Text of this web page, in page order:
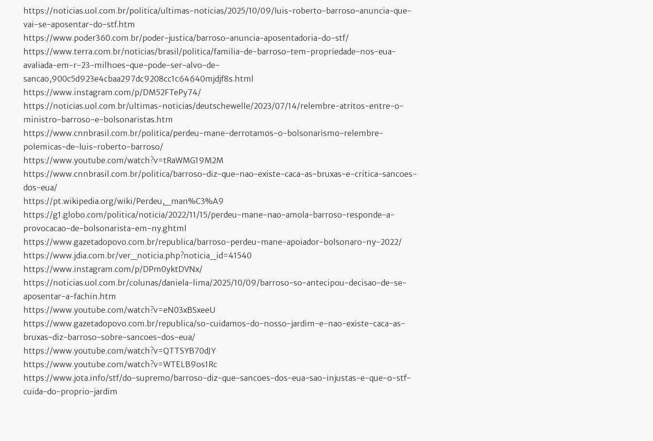
https://noticias.uol.com.br/politica/ultimas-noticias/2025/10/09/luis-roberto-barroso-anuncia-que-
vai-se-aposentar-do-stf.htm
https://www.poder360.com.br/poder-justica/barroso-anuncia-aposentadoria-do-stf/
https://www.terra.com.br/noticias/brasil/politica/familia-de-barroso-tem-propriedade-nos-eua-
avaliada-em-r-23-milhoes-que-pode-ser-alvo-de-
sancao,900c5d923e4cbaa297dc9208cc1c64640mjdjf8s.html
https://www.instagram.com/p/DM52FTePy74/
https://noticias.uol.com.br/ultimas-noticias/deutschewelle/2023/07/14/relembre-atritos-entre-o-
ministro-barroso-e-bolsonaristas.htm
https://www.cnnbrasil.com.br/politica/perdeu-mane-derrotamos-o-bolsonarismo-relembre-
polemicas-de-luis-roberto-barroso/
https://www.youtube.com/watch?v=tRaWMG19M2M
https://www.cnnbrasil.com.br/politica/barroso-diz-que-nao-existe-caca-as-bruxas-e-critica-sancoes-
dos-eua/
https://pt.wikipedia.org/wiki/Perdeu,_man%C3%A9
https://g1.globo.com/politica/noticia/2022/11/15/perdeu-mane-nao-amola-barroso-responde-a-
provocacao-de-bolsonarista-em-ny.ghtml
https://www.gazetadopovo.com.br/republica/barroso-perdeu-mane-apoiador-bolsonaro-ny-2022/
https://www.jdia.com.br/ver_noticia.php?noticia_id=41540
https://www.instagram.com/p/DPm0yktDVNx/
https://noticias.uol.com.br/colunas/daniela-lima/2025/10/09/barroso-so-antecipou-decisao-de-se-
aposentar-a-fachin.htm
https://www.youtube.com/watch?v=eN03xBSxeeU
https://www.gazetadopovo.com.br/republica/so-cuidamos-do-nosso-jardim-e-nao-existe-caca-as-
bruxas-diz-barroso-sobre-sancoes-dos-eua/
https://www.youtube.com/watch?v=QTTSYB70dJY
https://www.youtube.com/watch?v=WTELB9os1Rc
https://www.jota.info/stf/do-supremo/barroso-diz-que-sancoes-dos-eua-sao-injustas-e-que-o-stf-
cuida-do-proprio-jardim